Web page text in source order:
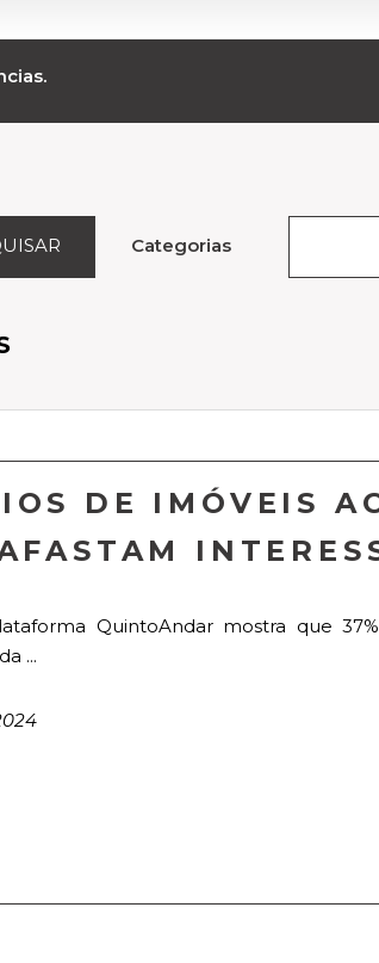
Categorias
DE IMÓVEIS
QuintoAndar mostra que
...